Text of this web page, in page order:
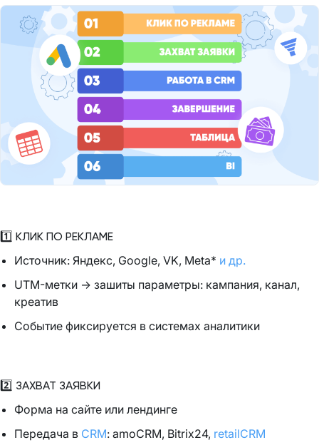
1️⃣ КЛИК ПО РЕКЛАМЕ
Источник: Яндекс, Google, VK, Meta* и др.
UTM-метки → зашиты параметры: кампания, канал,
креатив
Событие фиксируется в системах аналитики
2️⃣ ЗАХВАТ ЗАЯВКИ
Форма на сайте или лендинге
Передача в CRM: amoCRM, Bitrix24, retailCRM